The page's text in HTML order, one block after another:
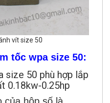
vít size 50
tốc wpa size 50:
size 50 phù hợp lắp
0.18kw-0.25hp